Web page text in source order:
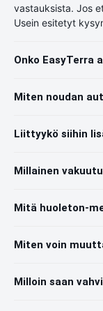
vastauksista. Jos
Usein esitetyt
Onko EasyTerra
Miten noudan
Liittyykö siihin
Millainen
Mitä huoleton-
Miten voin
Milloin saan